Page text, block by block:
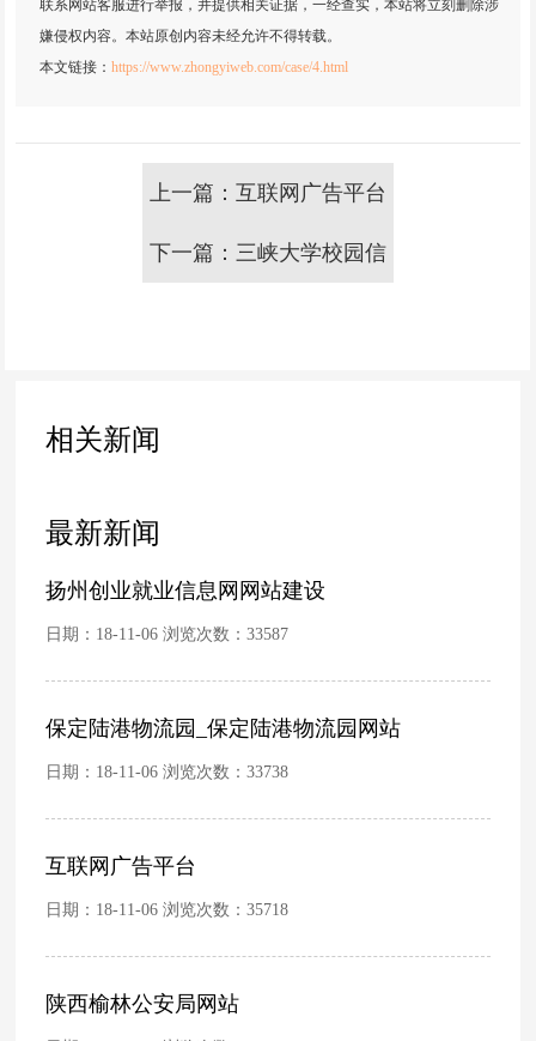
抖音代运营
外贸建站营销
联系网站客服进行举报，并提供相关证据，一经查实，本站将立刻删除涉
嫌侵权内容。本站原创内容未经允许不得转载。
本文链接：https://www.zhongyiweb.com/case/4.html
上一篇：互联网广告平台
下一篇：三峡大学校园信
相关新闻
最新新闻
扬州创业就业信息网网站建设
日期：18-11-06 浏览次数：33587
保定陆港物流园_保定陆港物流园网站
日期：18-11-06 浏览次数：33738
互联网广告平台
日期：18-11-06 浏览次数：35718
陕西榆林公安局网站